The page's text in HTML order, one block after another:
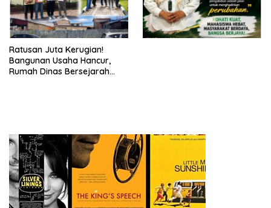
Ratusan Juta Kerugian!
Bangunan Usaha Hancur,
Rumah Dinas Bersejarah